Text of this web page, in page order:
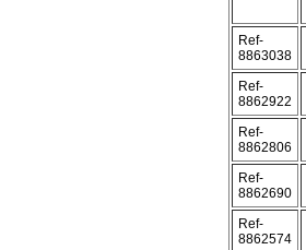
Ref-
8863038
Ref-
8862922
Ref-
8862806
Ref-
8862690
Ref-
8862574